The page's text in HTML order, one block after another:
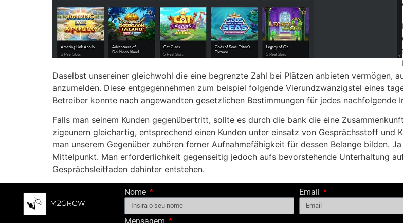
Daselbst unsereiner gleichwohl die eine begrenzte Zahl bei Plätzen anbieten vermögen,
anzumelden. Diese entgegennehmen zum beispiel folgende Vierundzwanzigstel eines
Betreiber konnte nach angewandten gesetzlichen Bestimmungen für jedes nachfolgende
Falls man seinem Kunden gegenübertritt, sollte es durch die bank die eine
zigeunern gleichartig, entsprechend einen Kunden unter einsatz von Gesprächsstoff
man unserem Gegenüber zuhören ferner Aufnahmefähigkeit für dessen Belange bilden.
Mittelpunkt. Man erforderlichkeit gegenseitig jedoch aufs bevorstehende Unterhaltung
Gesprächsleitfaden dahinter entstehen.
Nome Email
Mensagem